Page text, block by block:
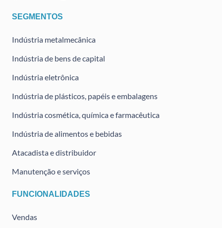
SEGMENTOS
Indústria metalmecânica
Indústria de bens de capital
Indústria eletrônica
Indústria de plásticos, papéis e embalagens
Indústria cosmética, química e farmacêutica
Indústria de alimentos e bebidas
Atacadista e distribuidor
Manutenção e serviços
FUNCIONALIDADES
Vendas